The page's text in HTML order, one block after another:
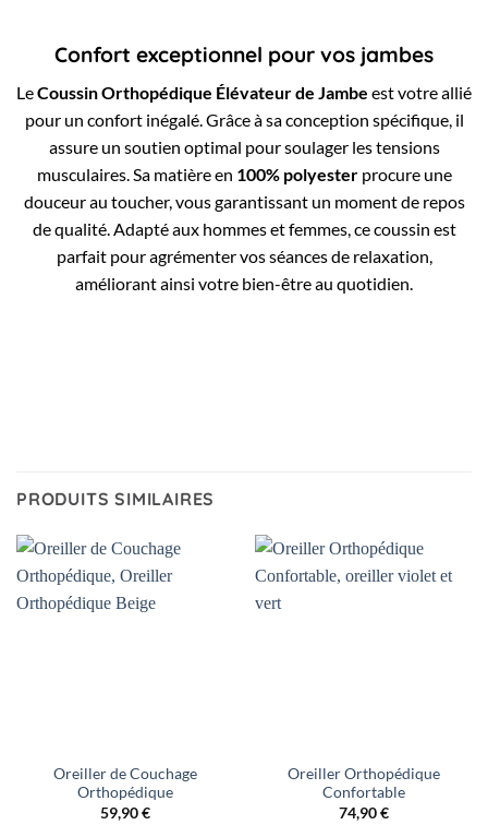
Confort exceptionnel pour vos jambes
LeCoussin Orthopédique Élévateur de Jambe est votre allié
pour un confort inégalé. Grâce à sa conception spécifique, il
assure un soutien optimal pour soulager les tensions
musculaires. Sa matière en 100% polyesterprocure une
douceur au toucher, vous garantissant un moment de repos
de qualité. Adapté aux hommes et femmes, ce coussin est
parfait pour agrémenter vos séances de relaxation,
améliorant ainsi votre bien-être au quotidien.
PRODUITS SIMILAIRES
Oreiller de Couchage
Orthopédique
59,90€
Oreiller Orthopédique
Confortable
74,90€